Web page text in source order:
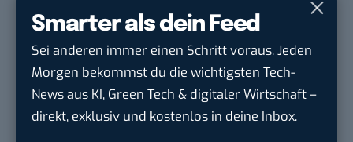
Smarter als dein Feed
Sei anderen immer einen Schritt voraus. Jeden
Morgen bekommst du die wichtigsten Tech-
News aus KI, Green Tech & digitaler Wirtschaft –
direkt, exklusiv und kostenlos in deine Inbox.
anderem Zeuch auf. Mach ne Themenwoche. Mal ne
Serie mit Cliffhangern. Spielt verdammt nochmal
mit allem was Euch einfällt und machbar erscheint.
Nein, nix ist ein Muß. Natürlich müßt ihr nicht. Ihr
könnt ebenso kontinuierlich Euer Ding durchziehen
und die Stammleser halten. Wird aber schwer, denn